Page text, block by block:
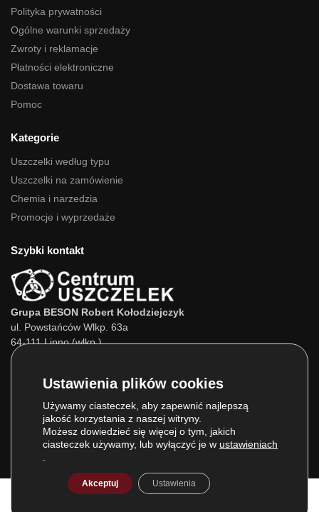
Polityka prywatności
Ogólne warunki sprzedaży
Zwroty i reklamacje
Płatności elektroniczne
Dostawa towaru
Pomoc
Kategorie
Uszczelki według typu
Uszczelki na zamówienie
Chemia i narzedzia
Promocje i wyprzedaże
Szybki kontakt
Grupa BESON Robert Kołodziejczyk
ul. Powstańców Wlkp. 63a
64-111 Lipno (wlkp.)
693 800 022
E-mail:info@centrumuszczelek.pl
Używamy ciasteczek, aby zapewnić najlepszą
jakość korzystania z naszej witryny.
Możesz dowiedzieć się więcej o tym, jakich
ciasteczek używamy, lub wyłączyć je w ustawieniach
Akceptuj Ustawienia